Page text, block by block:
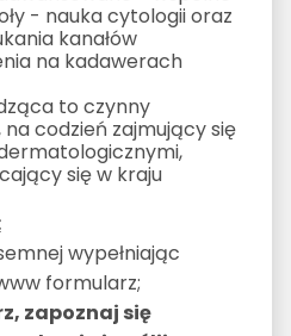
- nauka cytologii oraz
kanałów
na kadawerach
to czynny
codzień zajmujący się
się w kraju
wypełniając
formularz;
zapoznaj się